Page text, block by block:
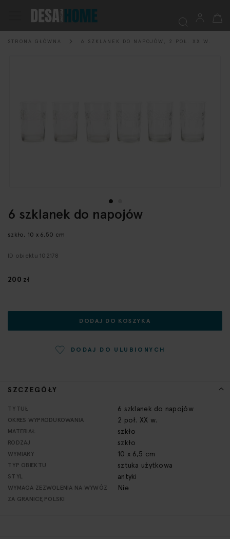
Mój
STRONA GŁÓWNA 6 SZKLANEK DO NAPOJÓW, 2 POŁ. XX W.
Przejdź
początek
SZCZEGÓŁY
Więcej
informacji
TYTUŁ 6 szklanek do napojów
OKRES WYPRODUKOWANIA 2 poł. XX w.
MATERIAŁ szkło
RODZAJ szkło
WYMIARY 10 x 6,5 cm
TYP OBIEKTU sztuka użytkowa
STYL antyki
WYMAGA ZEZWOLENIA NA WYWÓZ
ZA GRANICĘ POLSKI
Nie
szkło, 10 x 6,50 cm
6 szklanek do napojów
ID obiektu 102178
200 zł
DODAJ DO KOSZYKA
DODAJ DO ULUBIONYCH